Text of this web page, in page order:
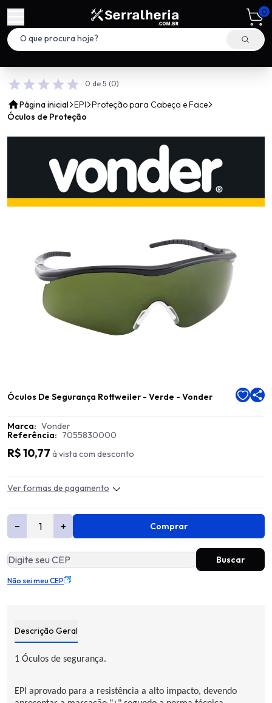
0
0 de 5 (0)
Página inicial EPI Proteção para Cabeça e Face
Óculos de Proteção
Óculos De Segurança Rottweiler - Verde - Vonder
Marca: Vonder
Referência: 7055830000
R$ 10,77 à vista com desconto
Ver formas de pagamento
− + Comprar
Não sei meu CEP
Descrição Geral
1 Óculos de segurança.
EPI aprovado para a resistência a alto impacto, devendo